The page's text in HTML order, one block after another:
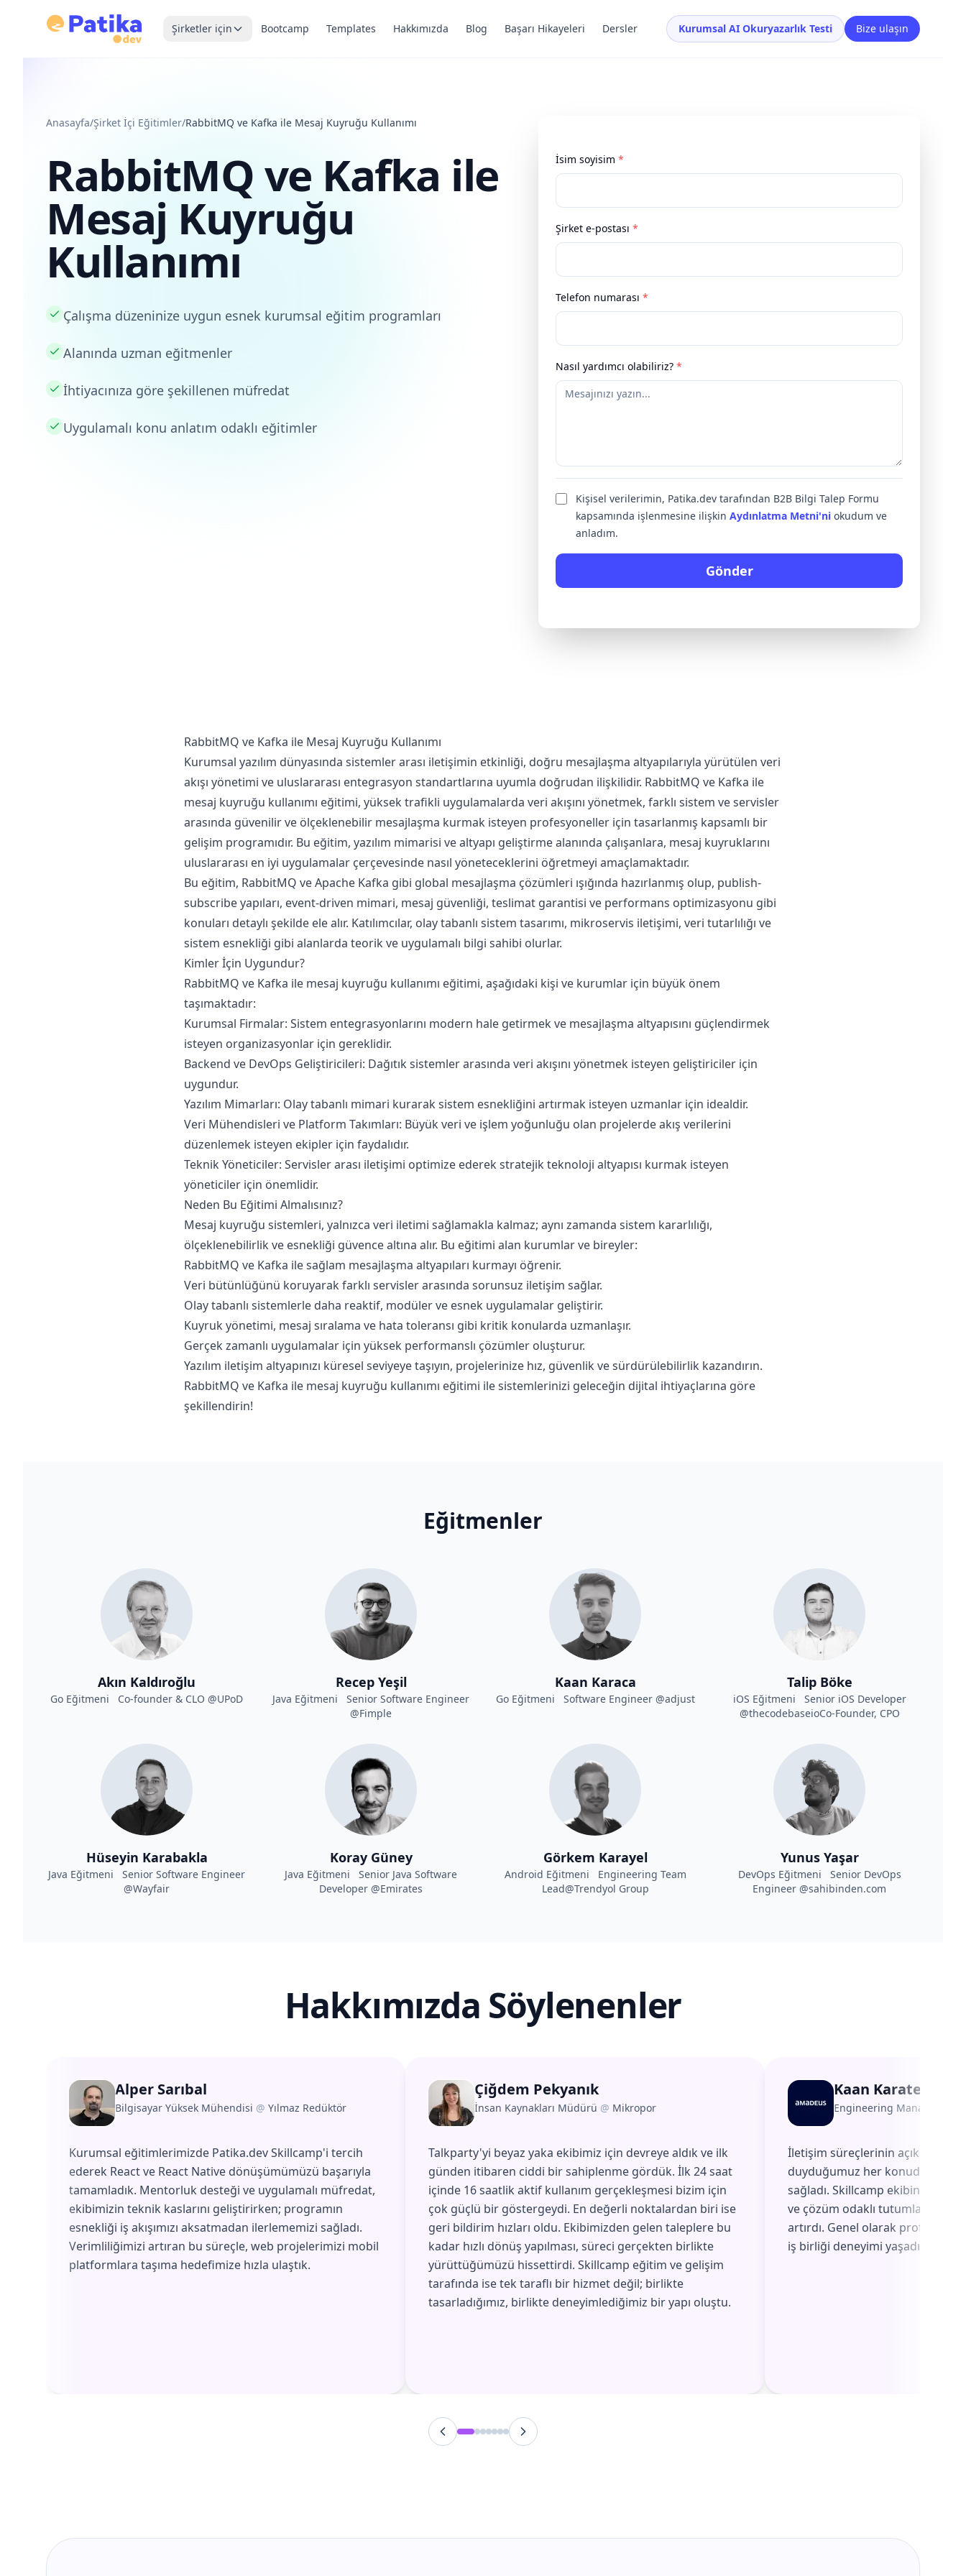
Şirketler için Bootcamp Templates Hakkımızda Blog Başarı Hikayeleri Dersler Kurumsal AI Okuryazarlık Testi Bize ulaşın
Anasayfa/Şirket İçi Eğitimler/RabbitMQ ve Kafka ile Mesaj Kuyruğu Kullanımı
RabbitMQ ve Kafka ile
Mesaj Kuyruğu
Kullanımı
Çalışma düzeninize uygun esnek kurumsal eğitim programları
Alanında uzman eğitmenler
İhtiyacınıza göre şekillenen müfredat
Uygulamalı konu anlatım odaklı eğitimler
İsim soyisim*
Şirket e-postası*
Telefon numarası*
Nasıl yardımcı olabiliriz?*
Kişisel verilerimin, Patika.dev tarafından B2B Bilgi Talep Formu
kapsamında işlenmesine ilişkin Aydınlatma Metni'ni okudum ve
anladım.
Gönder
RabbitMQ ve Kafka ile Mesaj Kuyruğu Kullanımı
Kurumsal yazılım dünyasında sistemler arası iletişimin etkinliği, doğru mesajlaşma altyapılarıyla yürütülen veri
akışı yönetimi ve uluslararası entegrasyon standartlarına uyumla doğrudan ilişkilidir. RabbitMQ ve Kafka ile
mesaj kuyruğu kullanımı eğitimi, yüksek trafikli uygulamalarda veri akışını yönetmek, farklı sistem ve servisler
arasında güvenilir ve ölçeklenebilir mesajlaşma kurmak isteyen profesyoneller için tasarlanmış kapsamlı bir
gelişim programıdır. Bu eğitim, yazılım mimarisi ve altyapı geliştirme alanında çalışanlara, mesaj kuyruklarını
uluslararası en iyi uygulamalar çerçevesinde nasıl yöneteceklerini öğretmeyi amaçlamaktadır.
Bu eğitim, RabbitMQ ve Apache Kafka gibi global mesajlaşma çözümleri ışığında hazırlanmış olup, publish-
subscribe yapıları, event-driven mimari, mesaj güvenliği, teslimat garantisi ve performans optimizasyonu gibi
konuları detaylı şekilde ele alır. Katılımcılar, olay tabanlı sistem tasarımı, mikroservis iletişimi, veri tutarlılığı ve
sistem esnekliği gibi alanlarda teorik ve uygulamalı bilgi sahibi olurlar.
Kimler İçin Uygundur?
RabbitMQ ve Kafka ile mesaj kuyruğu kullanımı eğitimi, aşağıdaki kişi ve kurumlar için büyük önem
taşımaktadır:
Kurumsal Firmalar: Sistem entegrasyonlarını modern hale getirmek ve mesajlaşma altyapısını güçlendirmek
isteyen organizasyonlar için gereklidir.
Backend ve DevOps Geliştiricileri: Dağıtık sistemler arasında veri akışını yönetmek isteyen geliştiriciler için
uygundur.
Yazılım Mimarları: Olay tabanlı mimari kurarak sistem esnekliğini artırmak isteyen uzmanlar için idealdir.
Veri Mühendisleri ve Platform Takımları: Büyük veri ve işlem yoğunluğu olan projelerde akış verilerini
düzenlemek isteyen ekipler için faydalıdır.
Teknik Yöneticiler: Servisler arası iletişimi optimize ederek stratejik teknoloji altyapısı kurmak isteyen
yöneticiler için önemlidir.
Neden Bu Eğitimi Almalısınız?
Mesaj kuyruğu sistemleri, yalnızca veri iletimi sağlamakla kalmaz; aynı zamanda sistem kararlılığı,
ölçeklenebilirlik ve esnekliği güvence altına alır. Bu eğitimi alan kurumlar ve bireyler:
RabbitMQ ve Kafka ile sağlam mesajlaşma altyapıları kurmayı öğrenir.
Veri bütünlüğünü koruyarak farklı servisler arasında sorunsuz iletişim sağlar.
Olay tabanlı sistemlerle daha reaktif, modüler ve esnek uygulamalar geliştirir.
Kuyruk yönetimi, mesaj sıralama ve hata toleransı gibi kritik konularda uzmanlaşır.
Gerçek zamanlı uygulamalar için yüksek performanslı çözümler oluşturur.
Yazılım iletişim altyapınızı küresel seviyeye taşıyın, projelerinize hız, güvenlik ve sürdürülebilirlik kazandırın.
RabbitMQ ve Kafka ile mesaj kuyruğu kullanımı eğitimi ile sistemlerinizi geleceğin dijital ihtiyaçlarına göre
şekillendirin!
Eğitmenler
Akın Kaldıroğlu
Go Eğitmeni Co-founder & CLO @UPoD
Recep Yeşil
Java Eğitmeni Senior Software Engineer
@Fimple
Kaan Karaca
Go Eğitmeni Software Engineer @adjust
Talip Böke
iOS Eğitmeni Senior iOS Developer
@thecodebaseioCo-Founder, CPO
Hüseyin Karabakla
Java Eğitmeni Senior Software Engineer
@Wayfair
Koray Güney
Java Eğitmeni Senior Java Software
Developer @Emirates
Görkem Karayel
Android Eğitmeni Engineering Team
Lead@Trendyol Group
Yunus Yaşar
DevOps Eğitmeni Senior DevOps
Engineer @sahibinden.com
Hakkımızda Söylenenler
Alper Sarıbal
Bilgisayar Yüksek Mühendisi @ Yılmaz Redüktör
Kurumsal eğitimlerimizde Patika.dev Skillcamp'i tercih
ederek React ve React Native dönüşümümüzü başarıyla
tamamladık. Mentorluk desteği ve uygulamalı müfredat,
ekibimizin teknik kaslarını geliştirirken; programın
esnekliği iş akışımızı aksatmadan ilerlememizi sağladı.
Verimliliğimizi artıran bu süreçle, web projelerimizi mobil
platformlara taşıma hedefimize hızla ulaştık.
Çiğdem Pekyanık
İnsan Kaynakları Müdürü @ Mikropor
Talkparty'yi beyaz yaka ekibimiz için devreye aldık ve ilk
günden itibaren ciddi bir sahiplenme gördük. İlk 24 saat
içinde 16 saatlik aktif kullanım gerçekleşmesi bizim için
çok güçlü bir göstergeydi. En değerli noktalardan biri ise
geri bildirim hızları oldu. Ekibimizden gelen taleplere bu
kadar hızlı dönüş yapılması, süreci gerçekten birlikte
yürüttüğümüzü hissettirdi. Skillcamp eğitim ve gelişim
tarafında ise tek taraflı bir hizmet değil; birlikte
tasarladığımız, birlikte deneyimlediğimiz bir yapı oluştu.
Kaan Karatepe
Engineering Manager
İletişim süreçlerinin açık ve
duyduğumuz her konuda hızlı
sağladı. Skillcamp ekibinin geri
ve çözüm odaklı tutumları,
artırdı. Genel olarak
iş birliği deneyimi yaşadık.